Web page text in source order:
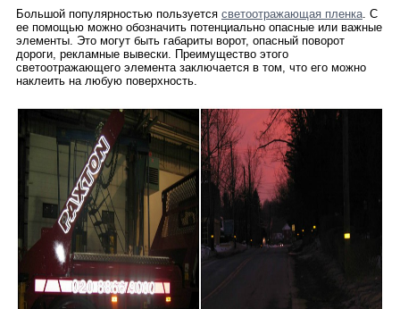
Большой популярностью пользуется светоотражающая пленка. С
ее помощью можно обозначить потенциально опасные или важные
элементы. Это могут быть габариты ворот, опасный поворот
дороги, рекламные вывески. Преимущество этого
светоотражающего элемента заключается в том, что его можно
наклеить на любую поверхность.